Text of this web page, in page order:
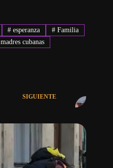
# esperanza # Familia
madres cubanas
SIGUIENTE